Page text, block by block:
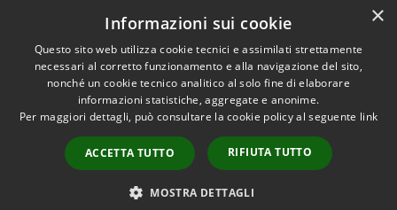
Dichiarazione di accessibilità
Accessibilità
Copyright © 2026 • Comune di
Cassina de' Pecchi • Powered
byMunicipium
Accesso
redazione
×
Informazioni sui cookie
Questo sito web utilizza cookie tecnici e assimilati strettamente
necessari al corretto funzionamento e alla navigazione del sito,
nonché un cookie tecnico analitico al solo fine di elaborare
informazioni statistiche, aggregate e anonime.
Per maggiori dettagli, può consultare la cookie policy al seguente link
ACCETTA TUTTO RIFIUTA TUTTO
MOSTRA DETTAGLI